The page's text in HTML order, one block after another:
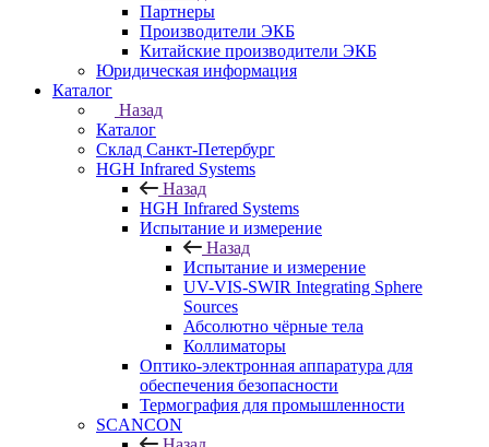
Партнеры
Производители ЭКБ
Китайские производители ЭКБ
Юридическая информация
Каталог
Назад
Каталог
Cклад Санкт-Петербург
HGH Infrared Systems
Назад
HGH Infrared Systems
Испытание и измерение
Назад
Испытание и измерение
UV-VIS-SWIR Integrating Sphere
Sources
Абсолютно чёрные тела
Коллиматоры
Оптико-электронная аппаратура для
обеспечения безопасности
Термография для промышленности
SCANCON